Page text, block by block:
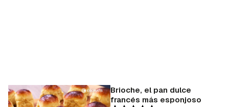
Brioche, el pan dulce
francés más esponjoso